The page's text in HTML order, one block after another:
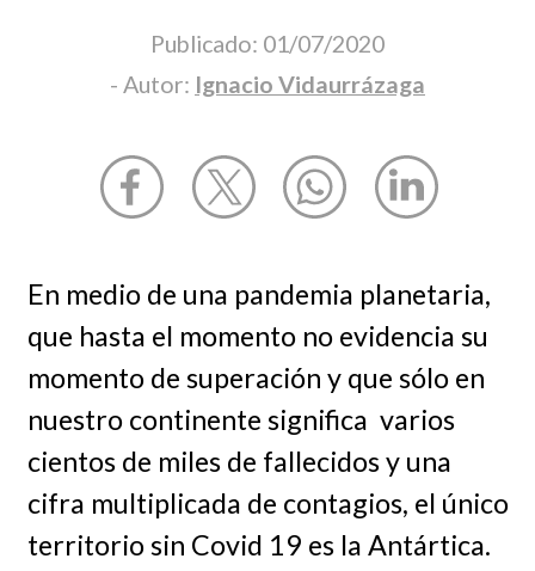
Publicado: 01/07/2020
- Autor: Ignacio Vidaurrázaga
En medio de una pandemia planetaria,
que hasta el momento no evidencia su
momento de superación y que sólo en
nuestro continente significa varios
cientos de miles de fallecidos y una
cifra multiplicada de contagios, el único
territorio sin Covid 19 es la Antártica.